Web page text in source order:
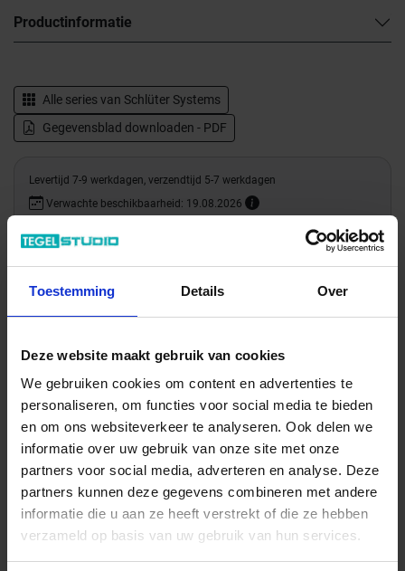
Toestemming Details Over
Deze website maakt gebruik van cookies
We gebruiken cookies om content en advertenties te
personaliseren, om functies voor social media te bieden
en om ons websiteverkeer te analyseren. Ook delen we
informatie over uw gebruik van onze site met onze
partners voor social media, adverteren en analyse. Deze
partners kunnen deze gegevens combineren met andere
informatie die u aan ze heeft verstrekt of die ze hebben
verzameld op basis van uw gebruik van hun services.
Productinformatie
Alle series van Schlüter Systems
Gegevensblad downloaden - PDF
Levertijd 7-9 werkdagen, verzendtijd 5-7 werkdagen
Verwachte beschikbaarheid: 19.08.2026
15.04 € /Stuk
13,67 €/Stuk
13,67 €
Stuk
In het winkelmandje